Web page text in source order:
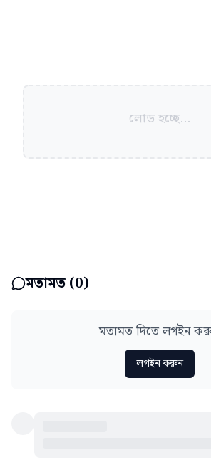
লোড হচ্ছে...
মতামত (0)
মতামত দিতে লগইন
লগইন করুন